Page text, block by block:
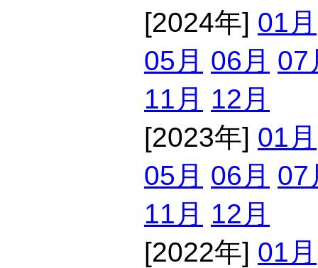
[2024年] 01月
05月 06月 07
11月 12月
[2023年] 01月
05月 06月 07
11月 12月
[2022年] 01月